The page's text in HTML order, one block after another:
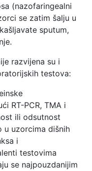
(nazofaringealni
se zatim šalju u
sputum,
razvijena su i
testova:
RT-PCR, TMA i
ili odsutnost
u uzorcima dišnih
i
testovima
se najpouzdanijim